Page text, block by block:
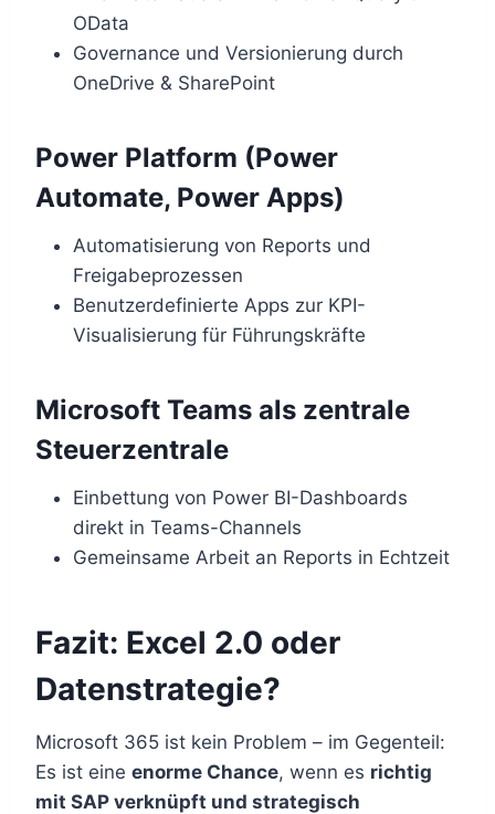
OData
Governance und Versionierung durch
OneDrive & SharePoint
Power Platform (Power
Automate, Power Apps)
Automatisierung von Reports und
Freigabeprozessen
Benutzerdefinierte Apps zur KPI-
Visualisierung für Führungskräfte
Microsoft Teams als zentrale
Steuerzentrale
Einbettung von Power BI-Dashboards
direkt in Teams-Channels
Gemeinsame Arbeit an Reports in Echtzeit
Fazit: Excel 2.0 oder
Datenstrategie?
Microsoft 365 ist kein Problem – im Gegenteil:
Es ist eine enorme Chance, wenn es richtig
mit SAP verknüpft und strategisch